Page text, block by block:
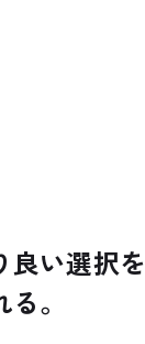
良い選択を
。